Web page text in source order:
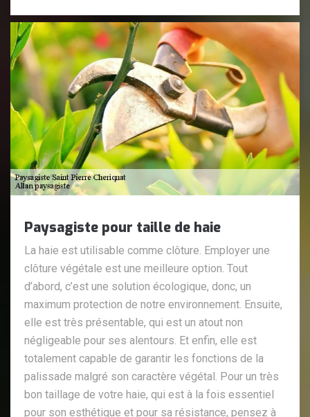
Paysagiste pour taille de haie
La haie est utilisable comme clôture. Employer une
clôture végétale est une meilleure option. Tout
d’abord, c’est une solution écologique, donc, un
maximum protection de notre environnement. Ensuite,
elle est très présentable, qui est un atout non
négligeable pour ses alentours. Et enfin, elle est
totalement capable de garantir les fonctions de la
palissade malgré son caractère végétal. Pour un très
bon taillage de votre haie, qui est à la fois essentiel
pour son esthétique et pour sa résistance, pensez à